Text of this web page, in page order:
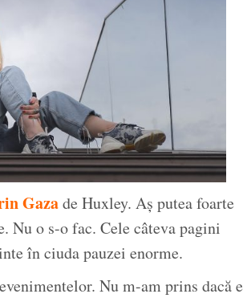
Gazade Huxley. Aș putea foarte
Nu o s-o fac. Cele câteva pagini
în ciuda pauzei enorme.
Nu m-am prins dacă e